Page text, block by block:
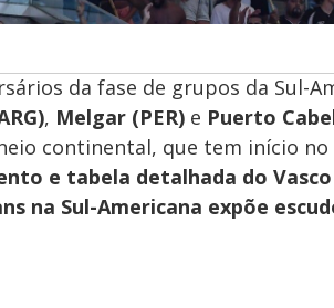
da fase de grupos da Sul-
, Melgar (PER) e Puerto
continental, que tem início
e tabela detalhada do Vasco
na Sul-Americana expõe